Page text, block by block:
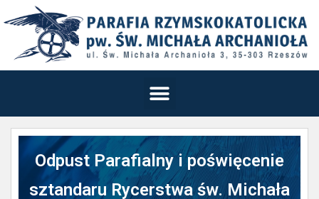
Odpust Parafialny i poświęcenie
sztandaru Rycerstwa św. Michała